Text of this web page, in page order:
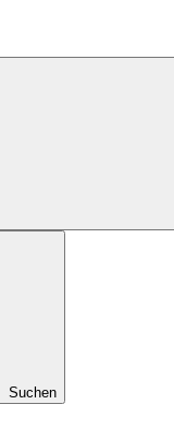
Suchen